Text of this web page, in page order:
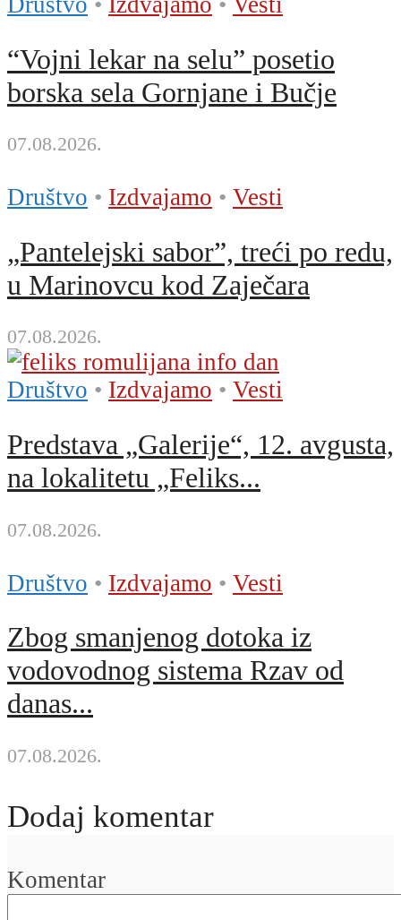
“Vojni lekar na selu” posetio
borska sela Gornjane i Bučje
07.08.2026.
Društvo • Izdvajamo • Vesti
„Pantelejski saborˮ, treći po redu,
u Marinovcu kod Zaječara
07.08.2026.
Društvo • Izdvajamo • Vesti
Predstava „Galerije“, 12. avgusta,
na lokalitetu „Feliks...
07.08.2026.
Društvo • Izdvajamo • Vesti
Zbog smanjenog dotoka iz
vodovodnog sistema Rzav od
danas...
07.08.2026.
Dodaj komentar
Komentar